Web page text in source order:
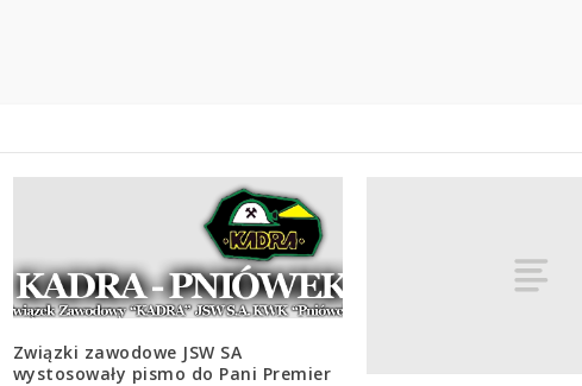
Związki zawodowe JSW SA
wystosowały pismo do Pani Premier